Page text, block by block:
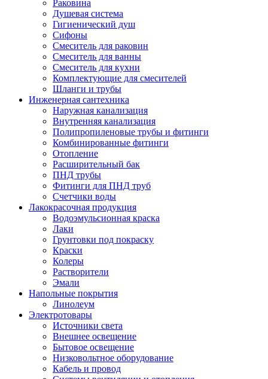
Раковина
Душевая система
Гигиенический душ
Сифоны
Смеситель для раковин
Смеситель для ванны
Смеситель для кухни
Комплектующие для смесителей
Шланги и трубы
Инженерная сантехника
Наружная канализация
Внутренняя канализация
Полипропиленовые трубы и фитинги
Комбинированные фитинги
Отопление
Расширительный бак
ПНД трубы
Фитинги для ПНД труб
Счетчики воды
Лакокрасочная продукция
Водоэмульсионная краска
Лаки
Грунтовки под покраску
Краски
Колеры
Растворители
Эмали
Напольные покрытия
Линолеум
Электротовары
Источники света
Внешнее освещение
Бытовое освещение
Низковольтное оборудование
Кабель и провод